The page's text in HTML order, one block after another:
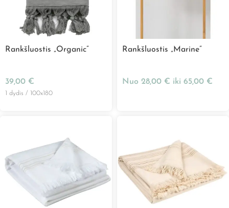
Rankšluostis „Organic”
39,00 €
1 dydis / 100x180
Rankšluostis „Marine”
Nuo 28,00 € iki 65,00 €